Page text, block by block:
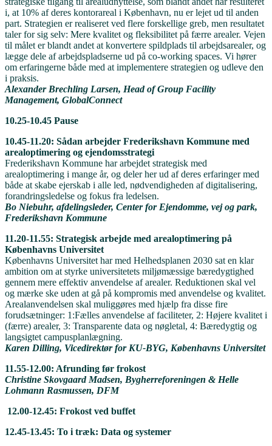
i, at 10% af deres kontorareal i København, nu er lejet ud til anden
part. Strategien er realiseret ved flere forskellige greb, men resultatet
taler for sig selv: Mere kvalitet og fleksibilitet på færre arealer. Vejen
til målet er blandt andet at konvertere spildplads til arbejdsarealer, og
lægge dele af arbejdspladserne ud på co-working spaces. Vi hører
om erfaringerne både med at implementere strategien og udleve den
i praksis.
Alexander Brechling Larsen, Head of Group Facility
Management, GlobalConnect
10.25-10.45 Pause
10.45-11.20: Sådan arbejder Frederikshavn Kommune med
arealoptimering og ejendomsstrategi
Frederikshavn Kommune har arbejdet strategisk med
arealoptimering i mange år, og deler her ud af deres erfaringer med
både at skabe ejerskab i alle led, nødvendigheden af digitalisering,
forandringsledelse og fokus fra ledelsen.
Bo Niebuhr, afdelingsleder, Center for Ejendomme, vej og park,
Frederikshavn Kommune
11.20-11.55: Strategisk arbejde med arealoptimering på
Københavns Universitet
Københavns Universitet har med Helhedsplanen 2030 sat en klar
ambition om at styrke universitetets miljømæssige bæredygtighed
gennem mere effektiv anvendelse af arealer. Reduktionen skal vel
og mærke ske uden at gå på kompromis med anvendelse og kvalitet.
Arealanvendelsen skal muliggøres med hjælp fra disse fire
forudsætninger: 1:Fælles anvendelse af faciliteter, 2: Højere kvalitet i
(færre) arealer, 3: Transparente data og nøgletal, 4: Bæredygtig og
langsigtet campusplanlægning.
Karen Dilling, Vicedirektør for KU-BYG, Københavns Universitet
11.55-12.00: Afrunding før frokost
Christine Skovgaard Madsen, Bygherreforeningen & Helle
Lohmann Rasmussen, DFM
12.00-12.45: Frokost ved buffet
12.45-13.45: To i træk: Data og systemer